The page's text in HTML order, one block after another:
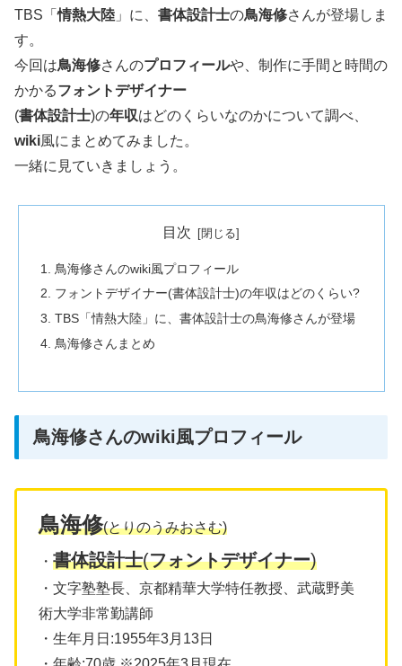
TBS「情熱大陸 」に、 書体設計士の鳥海修さんが登場しま
す。
今回は鳥海修さんのプロフィールや、制作に手間と時間の
かかるフォントデザイナー
(書体設計士)の年収はどのくらいなのかについて調べ、
wiki風にまとめてみました。
一緒に見ていきましょう。
目次
鳥海修さんのwiki風プロフィール
フォントデザイナー(書体設計士)の年収はどのくらい?
TBS「情熱大陸」に、書体設計士の鳥海修さんが登場
鳥海修さんまとめ
鳥海修さんのwiki風プロフィール
鳥海修(とりのうみおさむ)
・ 書体設計士(フォントデザイナー)
・文字塾塾長、京都精華大学特任教授、武蔵野美
術大学非常勤講師
・生年月日:1955年3月13日